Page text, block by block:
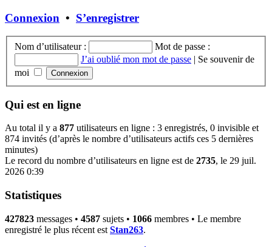
Connexion • S’enregistrer
Nom d’utilisateur :
Mot de passe :
J’ai oublié mon mot de passe | Se souvenir de
moi
Qui est en ligne
Au total il y a 877 utilisateurs en ligne : 3 enregistrés, 0 invisible et
874 invités (d’après le nombre d’utilisateurs actifs ces 5 dernières
minutes)
Le record du nombre d’utilisateurs en ligne est de 2735, le 29 juil.
2026 0:39
Statistiques
427823 messages • 4587 sujets • 1066 membres • Le membre
enregistré le plus récent est Stan263.